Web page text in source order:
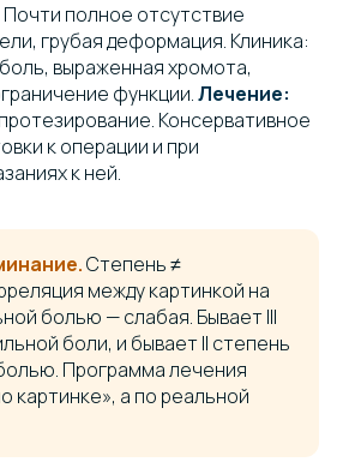
Почти полное отсутствие
грубая деформация. Клиника:
выраженная хромота,
функции.Лечение:
Консервативное
к операции и при
к ней.
Степень ≠
между картинкой на
болью — слабая. Бывает III
боли, и бывает II степень
Программа лечения
картинке», а по реальной